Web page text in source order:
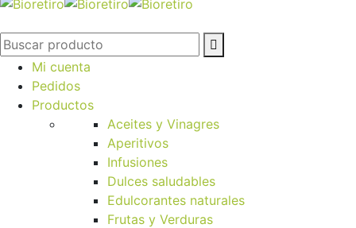
Mi cuenta
Pedidos
Productos
Aceites y Vinagres
Aperitivos
Infusiones
Dulces saludables
Edulcorantes naturales
Frutas y Verduras